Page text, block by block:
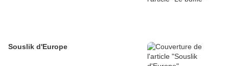
Souslik d'Europe